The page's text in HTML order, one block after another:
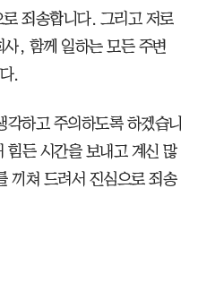
죄송합니다. 그리고 저로
, 함께 일하는 모든 주변
.
하고 주의하도록 하겠습니
힘든 시간을 보내고 계신 많
끼쳐 드려서 진심으로 죄송